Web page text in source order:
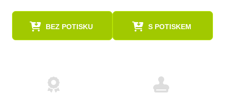
BEZ POTISKU S POTISKEM